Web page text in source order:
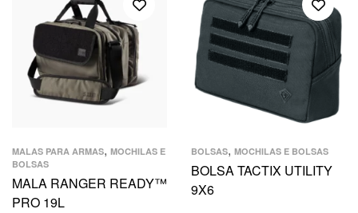
MALAS PARA ARMAS, MOCHILAS E
BOLSAS
MALA RANGER READY™
PRO 19L
BOLSAS, MOCHILAS E BOLSAS
BOLSA TACTIX UTILITY
9X6